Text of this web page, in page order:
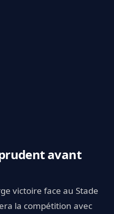
avant
victoire face au Stade
la compétition avec